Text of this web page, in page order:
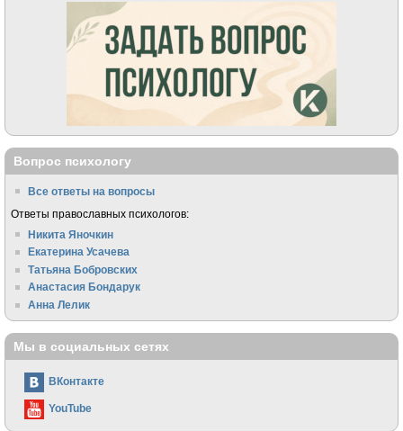
Вопрос психологу
Все ответы на вопросы
Ответы православных психологов:
Никита Яночкин
Екатерина Усачева
Татьяна Бобровских
Анастасия Бондарук
Анна Лелик
Мы в социальных сетях
ВКонтакте
YouTube